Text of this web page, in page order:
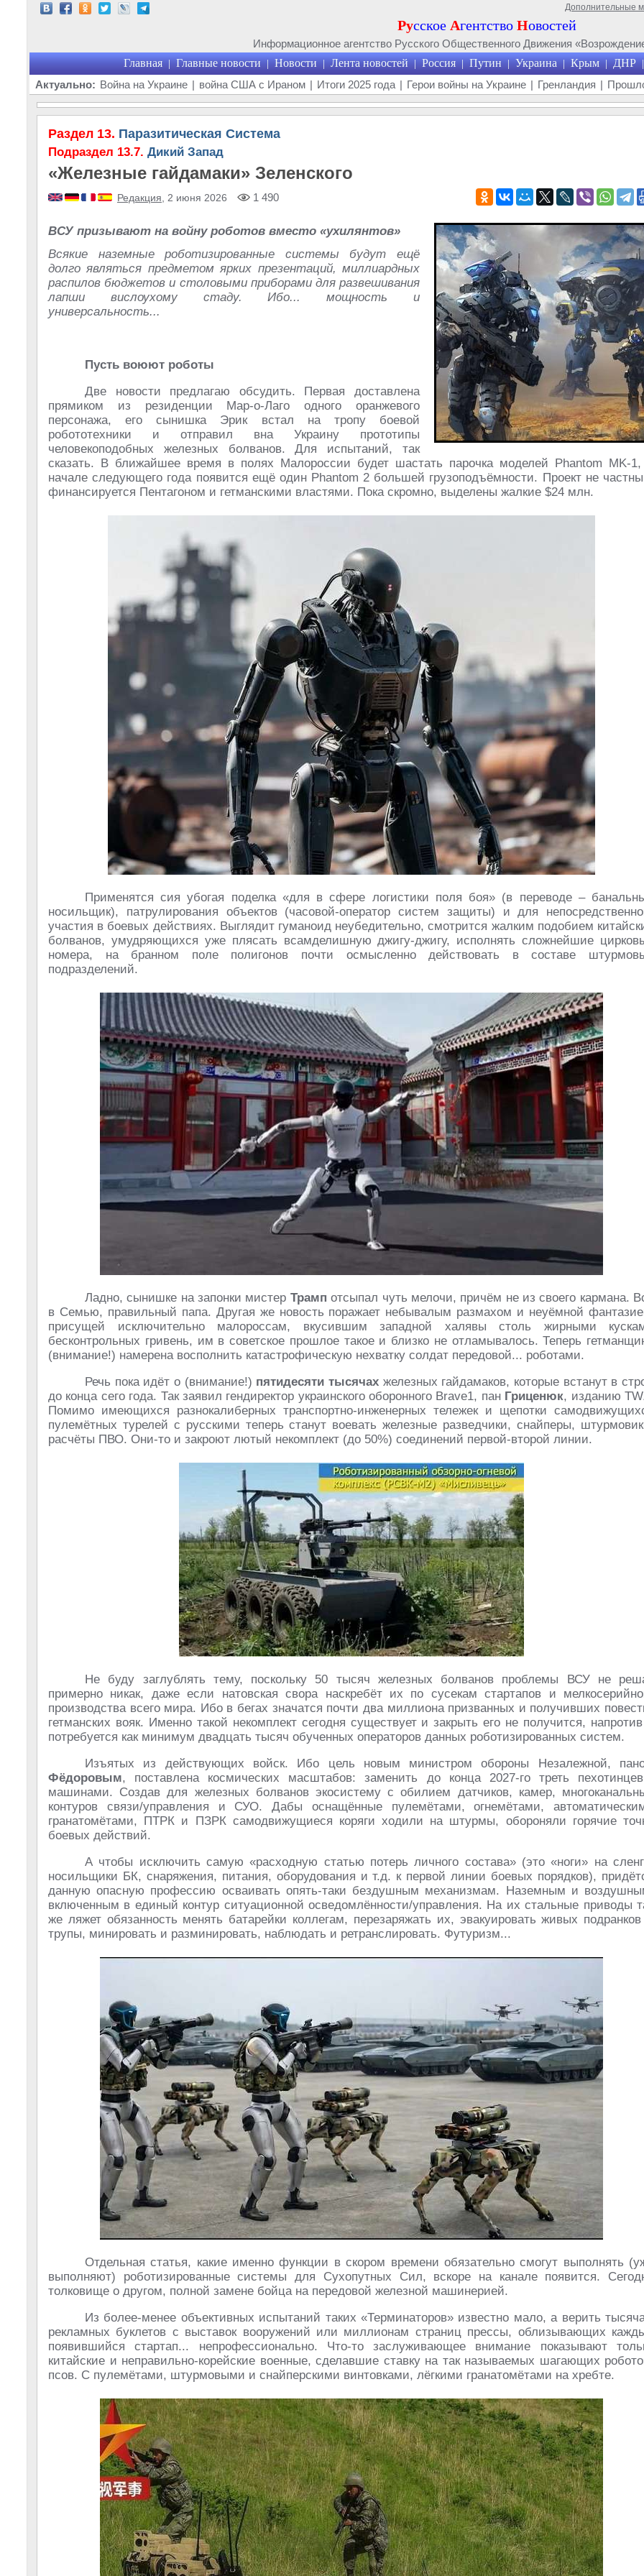
Дополнительные
Русское Агентство Новостей
Информационное агентство Русского Общественного Движения
Главная | Главные новости | Новости | Лента новостей | Россия | Путин | Украина | Крым | ДНР |
Актуально: Война на Украине | война США с Ираном | Итоги 2025 года | Герои войны на Украине | Гренландия |
Раздел 13. Паразитическая Система
Подраздел 13.7. Дикий Запад
«Железные гайдамаки» Зеленского
Редакция , 2 июня 2026 1 490
ВСУ призывают на войну роботов вместо «ухилянтов»
Всякие наземные роботизированные системы будут ещё
долго являться предметом ярких презентаций, миллиардных
распилов бюджетов и столовыми приборами для развешивания
лапши вислоухому стаду. Ибо... мощность и
универсальность...
Пусть воюют роботы
Две новости предлагаю обсудить. Первая доставлена
прямиком из резиденции Мар-о-Лаго одного оранжевого
персонажа, его сынишка Эрик встал на тропу боевой
робототехники и отправил вна Украину прототипы
человекоподобных железных болванов. Для испытаний, так
сказать. В ближайшее время в полях Малороссии будет шастать парочка моделей Phantom MK-
начале следующего года появится ещё один Phantom 2 большей грузоподъёмности. Проект не
финансируется Пентагоном и гетманскими властями. Пока скромно, выделены жалкие $24 млн.
Применятся сия убогая поделка «для в сфере логистики поля боя» (в переводе –
носильщик), патрулирования объектов (часовой-оператор систем защиты) и для
участия в боевых действиях. Выглядит гуманоид неубедительно, смотрится жалким подобием
болванов, умудряющихся уже плясать всамделишную джигу-джигу, исполнять сложнейшие
номера, на бранном поле полигонов почти осмысленно действовать в составе
подразделений.
Ладно, сынишке на запонки мистер Трампотсыпал чуть мелочи, причём не из своего кармана.
в Семью, правильный папа. Другая же новость поражает небывалым размахом и неуёмной
присущей исключительно малороссам, вкусившим западной халявы столь жирными
бесконтрольных гривень, им в советское прошлое такое и близко не отламывалось. Теперь
(внимание!) намерена восполнить катастрофическую нехватку солдат передовой... роботами.
Речь пока идёт о (внимание!) пятидесяти тысячах железных гайдамаков, которые встанут в
до конца сего года. Так заявил гендиректор украинского оборонного Brave1, пан Гриценюк, изданию
Помимо имеющихся разнокалиберных транспортно-инженерных тележек и щепотки
пулемётных турелей с русскими теперь станут воевать железные разведчики, снайперы,
расчёты ПВО. Они-то и закроют лютый некомплект (до 50%) соединений первой-второй линии.
Не буду заглублять тему, поскольку 50 тысяч железных болванов проблемы ВСУ не
примерно никак, даже если натовская свора наскребёт их по сусекам стартапов и
производства всего мира. Ибо в бегах значатся почти два миллиона призванных и получивших
гетманских вояк. Именно такой некомплект сегодня существует и закрыть его не получится,
потребуется как минимум двадцать тысяч обученных операторов данных роботизированных систем.
Изъятых из действующих войск. Ибо цель новым министром обороны Незалежной,
Фёдоровым, поставлена космических масштабов: заменить до конца 2027-го треть
машинами. Создав для железных болванов экосистему с обилием датчиков, камер,
контуров связи/управления и СУО. Дабы оснащённые пулемётами, огнемётами,
гранатомётами, ПТРК и ПЗРК самодвижущиеся коряги ходили на штурмы, обороняли горячие
боевых действий.
А чтобы исключить самую «расходную статью потерь личного состава» (это «ноги» на
носильщики БК, снаряжения, питания, оборудования и т.д. к первой линии боевых порядков),
данную опасную профессию осваивать опять-таки бездушным механизмам. Наземным и
включенным в единый контур ситуационной осведомлённости/управления. На их стальные приводы
же ляжет обязанность менять батарейки коллегам, перезаряжать их, эвакуировать живых
трупы, минировать и разминировать, наблюдать и ретранслировать. Футуризм...
Отдельная статья, какие именно функции в скором времени обязательно смогут выполнять
выполняют) роботизированные системы для Сухопутных Сил, вскоре на канале появится.
толковище о другом, полной замене бойца на передовой железной машинерией.
Из более-менее объективных испытаний таких «Терминаторов» известно мало, а верить
рекламных буклетов с выставок вооружений или миллионам страниц прессы, облизывающих
появившийся стартап... непрофессионально. Что-то заслуживающее внимание показывают
китайские и неправильно-корейские военные, сделавшие ставку на так называемых шагающих
псов. С пулемётами, штурмовыми и снайперскими винтовками, лёгкими гранатомётами на хребте.